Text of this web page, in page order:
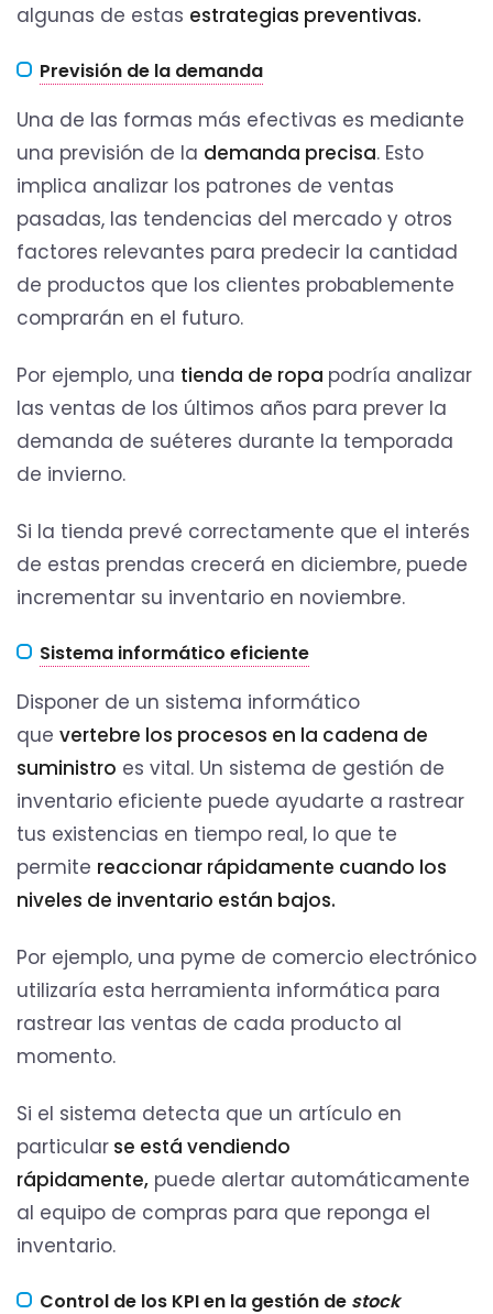
algunas de estas estrategias preventivas.
Previsión de la demanda
Una de las formas más efectivas es mediante
una previsión de la demanda precisa. Esto
implica analizar los patrones de ventas
pasadas, las tendencias del mercado y otros
factores relevantes para predecir la cantidad
de productos que los clientes probablemente
comprarán en el futuro.
Por ejemplo, una tienda de ropa podría analizar
las ventas de los últimos años para prever la
demanda de suéteres durante la temporada
de invierno.
Si la tienda prevé correctamente que el interés
de estas prendas crecerá en diciembre, puede
incrementar su inventario en noviembre.
Sistema informático eficiente
Disponer de un sistema informático
que vertebre los procesos en la cadena de
suministro es vital. Un sistema de gestión de
inventario eficiente puede ayudarte a rastrear
tus existencias en tiempo real, lo que te
permite reaccionar rápidamente cuando los
niveles de inventario están bajos.
Por ejemplo, una pyme de comercio electrónico
utilizaría esta herramienta informática para
rastrear las ventas de cada producto al
momento.
Si el sistema detecta que un artículo en
particular se está vendiendo
rápidamente, puede alertar automáticamente
al equipo de compras para que reponga el
inventario.
Control de los KPI en la gestión de stock